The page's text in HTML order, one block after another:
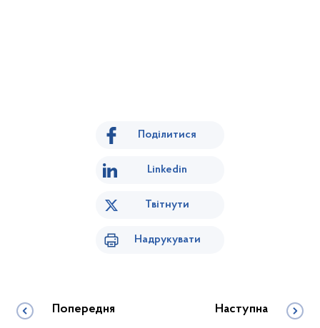
Поділитися
Linkedin
Твітнути
Надрукувати
Попередня Наступна